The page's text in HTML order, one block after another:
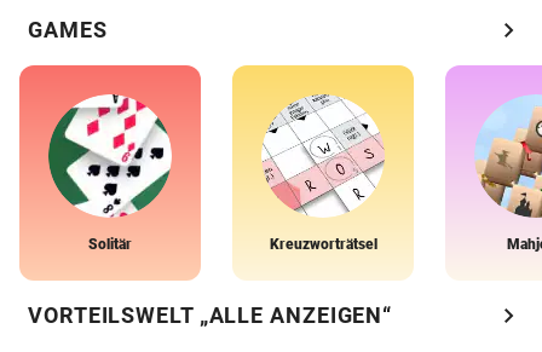
GAMES chevron_right
Solitär Kreuzworträtsel
VORTEILSWELT „ALLE ANZEIGEN“ chevron_right